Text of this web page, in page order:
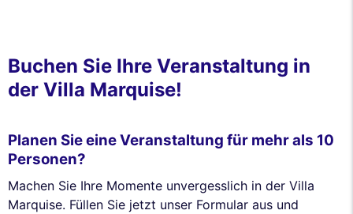
Buchen Sie Ihre Veranstaltung in
der Villa Marquise!
Planen Sie eine Veranstaltung für mehr als 10
Personen?
Machen Sie Ihre Momente unvergesslich in der Villa
Marquise. Füllen Sie jetzt unser Formular aus und